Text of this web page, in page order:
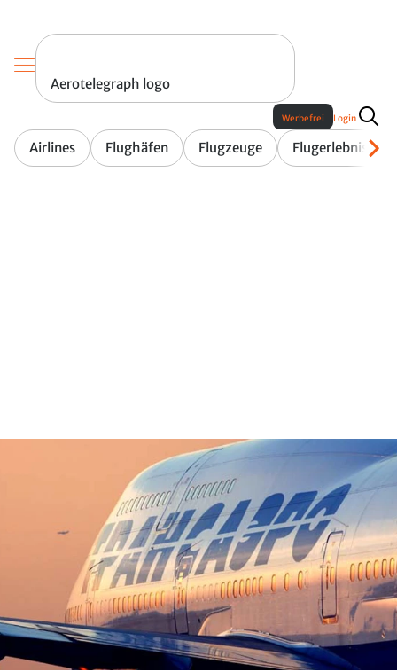
Aerotelegraph logo
Airlines Flughäfen Flugzeuge Flugerlebnis
Werbefrei Login